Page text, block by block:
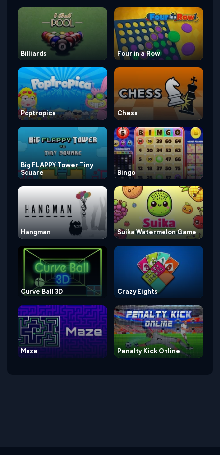
Billiards Four in a Row
Poptropica Chess
Big FLAPPY Tower Tiny
Square
Bingo
Hangman Suika Watermelon Game
Curve Ball 3D Crazy Eights
Maze Penalty Kick Online